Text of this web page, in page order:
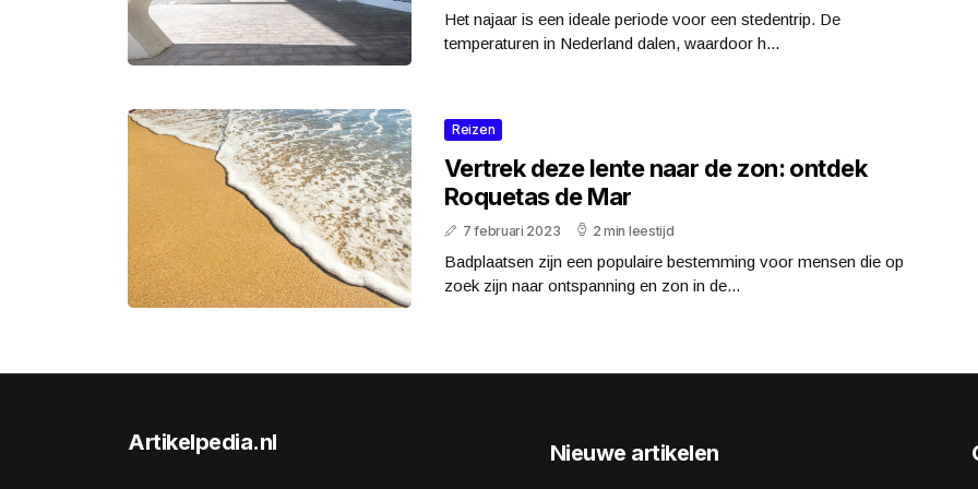
Het najaar is een ideale periode voor een stedentrip. De
temperaturen in Nederland dalen, waardoor h...
Reizen
Vertrek deze lente naar de zon: ontdek
Roquetas de Mar
7 februari 2023 2 min leestijd
Badplaatsen zijn een populaire bestemming voor mensen die op
zoek zijn naar ontspanning en zon in de...
Artikelpedia.nl Nieuwe artikelen